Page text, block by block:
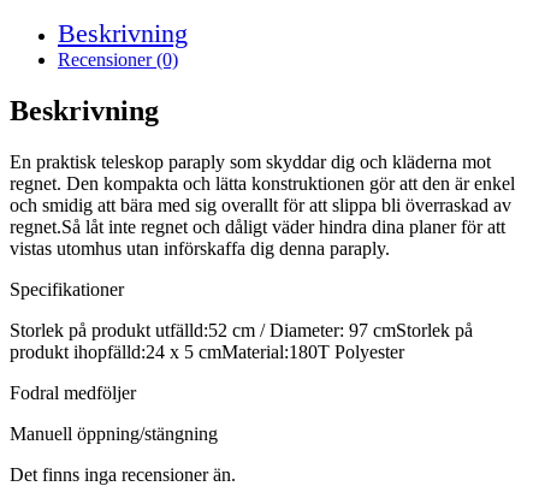
Beskrivning
Recensioner (0)
Beskrivning
En praktisk teleskop paraply som skyddar dig och kläderna mot
regnet. Den kompakta och lätta konstruktionen gör att den är enkel
och smidig att bära med sig overallt för att slippa bli överraskad av
regnet.Så låt inte regnet och dåligt väder hindra dina planer för att
vistas utomhus utan införskaffa dig denna paraply.
Specifikationer
Storlek på produkt utfälld:52 cm / Diameter: 97 cmStorlek på
produkt ihopfälld:24 x 5 cmMaterial:180T Polyester
Fodral medföljer
Manuell öppning/stängning
Det finns inga recensioner än.